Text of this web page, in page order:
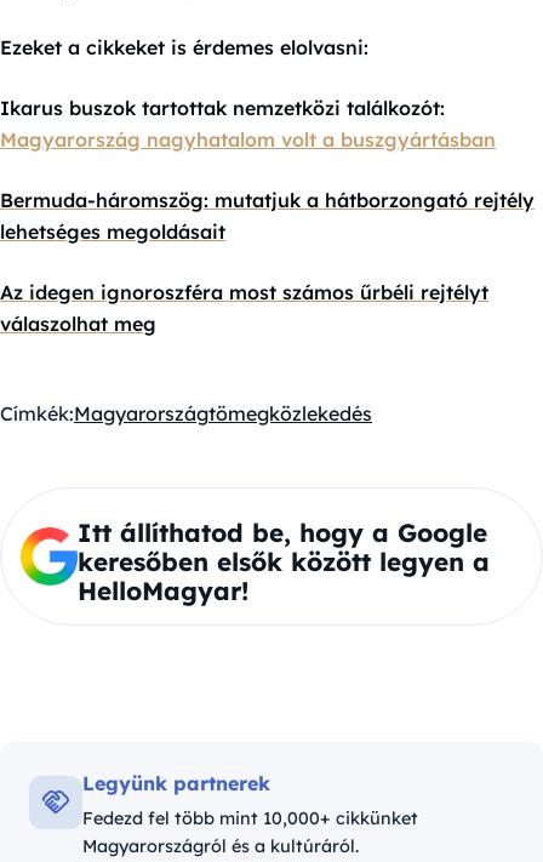
Ezeket a cikkeket is érdemes elolvasni:
Ikarus buszok tartottak nemzetközi találkozót:
Magyarország nagyhatalom volt a buszgyártásban
Bermuda-háromszög: mutatjuk a hátborzongató rejtély
lehetséges megoldásait
Az idegen ignoroszféra most számos űrbéli rejtélyt
válaszolhat meg
Címkék:Magyarországtömegközlekedés
Itt állíthatod be, hogy a Google
keresőben elsők között legyen a
HelloMagyar!
Legyünk partnerek
Fedezd fel több mint 10,000+ cikkünket
Magyarországról és a kultúráról.